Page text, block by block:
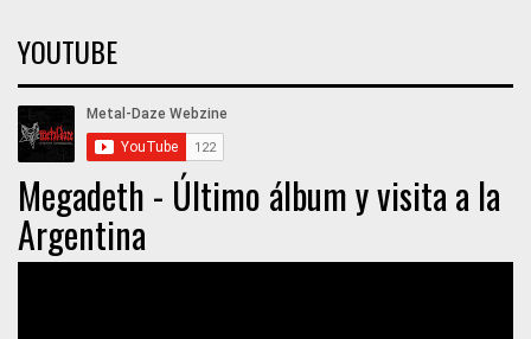
YOUTUBE
Megadeth - Último álbum y visita a la
Argentina